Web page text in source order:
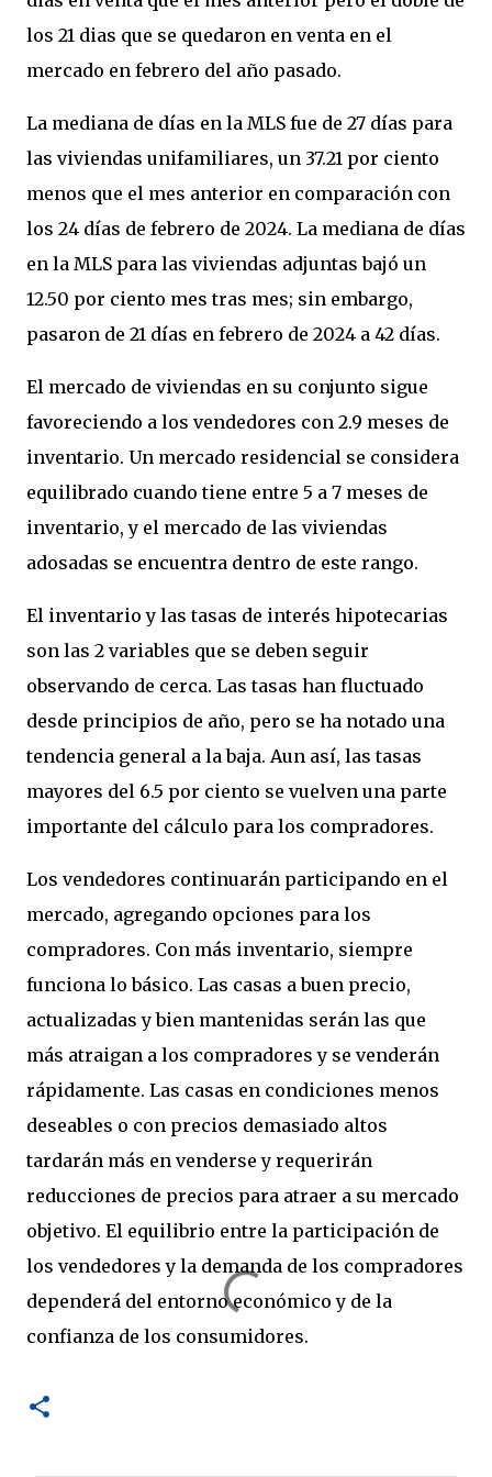
los 21 dias que se quedaron en venta en el
mercado en febrero del año pasado.
La mediana de días en la MLS fue de 27 días para
las viviendas unifamiliares, un 37.21 por ciento
menos que el mes anterior en comparación con
los 24 días de febrero de 2024. La mediana de días
en la MLS para las viviendas adjuntas bajó un
12.50 por ciento mes tras mes; sin embargo,
pasaron de 21 días en febrero de 2024 a 42 días.
El mercado de viviendas en su conjunto sigue
favoreciendo a los vendedores con 2.9 meses de
inventario. Un mercado residencial se considera
equilibrado cuando tiene entre 5 a 7 meses de
inventario, y el mercado de las viviendas
adosadas se encuentra dentro de este rango.
El inventario y las tasas de interés hipotecarias
son las 2 variables que se deben seguir
observando de cerca. Las tasas han fluctuado
desde principios de año, pero se ha notado una
tendencia general a la baja. Aun así, las tasas
mayores del 6.5 por ciento se vuelven una parte
importante del cálculo para los compradores.
Los vendedores continuarán participando en el
mercado, agregando opciones para los
compradores. Con más inventario, siempre
funciona lo básico. Las casas a buen precio,
actualizadas y bien mantenidas serán las que
más atraigan a los compradores y se venderán
rápidamente. Las casas en condiciones menos
deseables o con precios demasiado altos
tardarán más en venderse y requerirán
reducciones de precios para atraer a su mercado
objetivo. El equilibrio entre la participación de
los vendedores y la demanda de los compradores
dependerá del entorno económico y de la
confianza de los consumidores.